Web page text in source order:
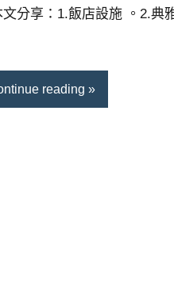
文分享：1.飯店設施 。2.典
reading